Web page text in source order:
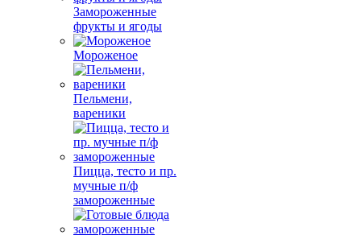
Замороженные
фрукты и ягоды
Мороженое
Пельмени,
вареники
Пицца, тесто и пр.
мучные п/ф
замороженные